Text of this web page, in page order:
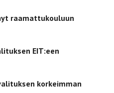
raamattukouluun
EIT:een
korkeimman